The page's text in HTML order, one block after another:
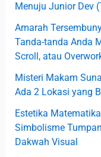
r
:
Menuju Junior Dev
Amarah
Tanda-tanda Anda
Scroll, atau
Misteri Makam
Ada 2 Lokasi yang
Estetika
Simbolisme
Dakwah Visual